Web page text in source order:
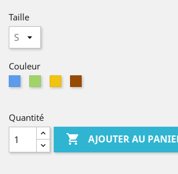
Taille
Couleur
Quantité
 AJOUTER AU